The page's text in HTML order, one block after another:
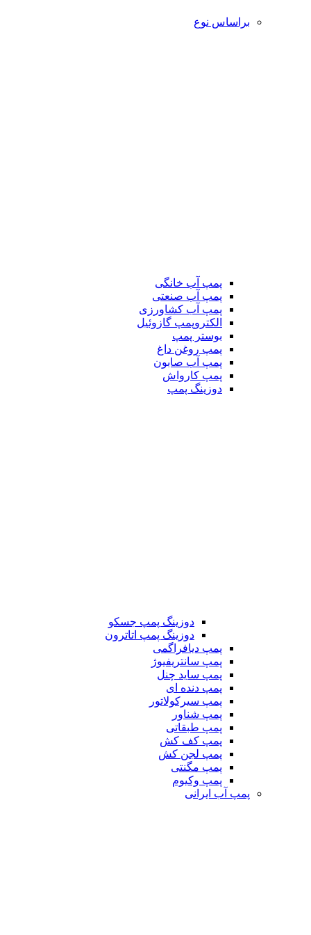
براساس نوع
پمپ آب خانگی
پمپ آب صنعتی
پمپ آب کشاورزی
الکتروپمپ گازوئیل
بوستر پمپ
پمپ روغن داغ
پمپ آب صابون
پمپ کارواش
دوزینگ پمپ
دوزینگ پمپ جسکو
دوزینگ پمپ اتاترون
پمپ دیافراگمی
پمپ سانتریفیوژ
پمپ ساید چنل
پمپ دنده ای
پمپ سیرکولاتور
پمپ شناور
پمپ طبقاتی
پمپ کف کش
پمپ لجن کش
پمپ مگنتی
پمپ وکیوم
پمپ آب ایرانی